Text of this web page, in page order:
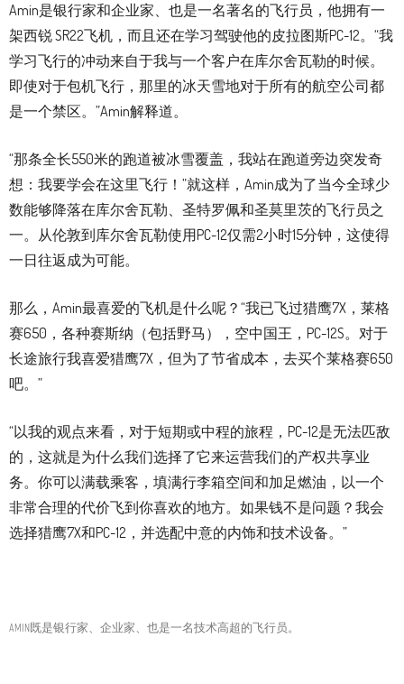
Amin是银行家和企业家、也是一名著名的飞行员，他拥有一
架西锐 SR22飞机，而且还在学习驾驶他的皮拉图斯PC-12。“我
学习飞行的冲动来自于我与一个客户在库尔舍瓦勒的时候。
即使对于包机飞行，那里的冰天雪地对于所有的航空公司都
是一个禁区。”Amin解释道。
“那条全长550米的跑道被冰雪覆盖，我站在跑道旁边突发奇
想：我要学会在这里飞行！”就这样，Amin成为了当今全球少
数能够降落在库尔舍瓦勒、圣特罗佩和圣莫里茨的飞行员之
一。从伦敦到库尔舍瓦勒使用PC-12仅需2小时15分钟，这使得
一日往返成为可能。
那么，Amin最喜爱的飞机是什么呢？“我已飞过猎鹰7X，莱格
赛650，各种赛斯纳（包括野马），空中国王，PC-12S。对于
长途旅行我喜爱猎鹰7X，但为了节省成本，去买个莱格赛650
吧。”
“以我的观点来看，对于短期或中程的旅程，PC-12是无法匹敌
的，这就是为什么我们选择了它来运营我们的产权共享业
务。你可以满载乘客，填满行李箱空间和加足燃油，以一个
非常合理的代价飞到你喜欢的地方。如果钱不是问题？我会
选择猎鹰7X和PC-12，并选配中意的内饰和技术设备。”
Amin既是银行家、企业家、也是一名技术高超的飞行员。